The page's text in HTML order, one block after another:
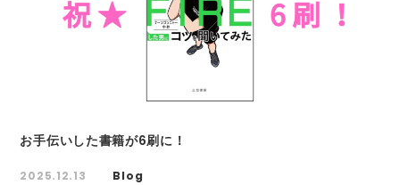
お手伝いした書籍が6刷に！
2025.12.13 Blog